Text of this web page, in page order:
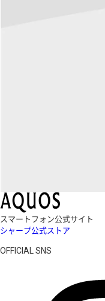
スマートフォン公式サイト
シャープ公式ストア
OFFICIAL SNS